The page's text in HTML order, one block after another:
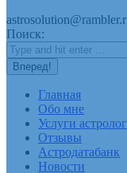
Поиск:
Главная
Обо мне
Услуги
Отзывы
Астродатабанк
Новости